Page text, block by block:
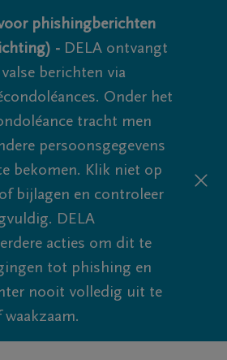
phishingberichten
- DELA ontvangt
berichten via
Onder het
tracht men
persoonsgegevens
bekomen. Klik niet op
bijlagen en controleer
DELA
acties om dit te
tot phishing en
nooit volledig uit te